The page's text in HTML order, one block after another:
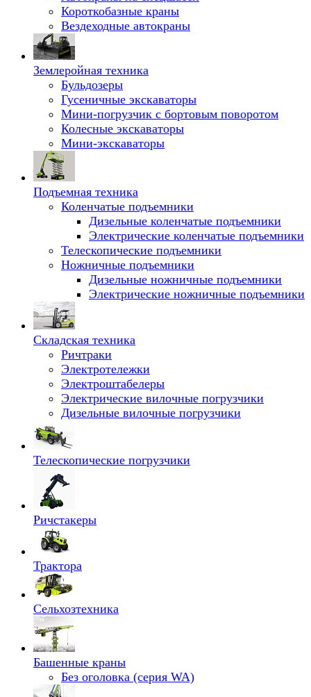
Короткобазные краны
Вездеходные автокраны
Землеройная техника
Бульдозеры
Гусеничные экскаваторы
Мини-погрузчик с бортовым поворотом
Колесные экскаваторы
Мини-экскаваторы
Подъемная техника
Коленчатые подъемники
Дизельные коленчатые подъемники
Электрические коленчатые подъемники
Телескопические подъемники
Ножничные подъемники
Дизельные ножничные подъемники
Электрические ножничные подъемники
Складская техника
Ричтраки
Электротележки
Электроштабелеры
Электрические вилочные погрузчики
Дизельные вилочные погрузчики
Телескопические погрузчики
Ричстакеры
Трактора
Сельхозтехника
Башенные краны
Без оголовка (серия WA)